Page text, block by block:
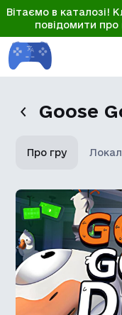
Вітаємо в каталозі!
повідомити
Goose
Про гру